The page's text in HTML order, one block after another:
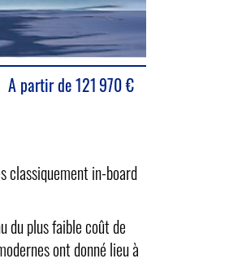
A partir de121 970€
classiquement in-board
du plus faible coût de
ont donné lieu à